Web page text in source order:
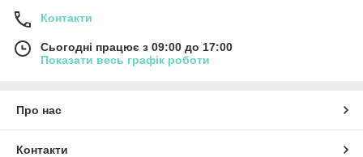
Контакти
Сьогодні працює з 09:00 до 17:00
Показати весь графік роботи
Про нас
Контакти